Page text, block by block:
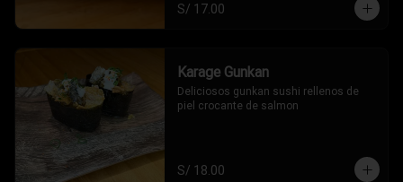
S/ 17.00
Karage Gunkan
Deliciosos gunkan sushi rellenos de
piel crocante de salmon
S/ 18.00